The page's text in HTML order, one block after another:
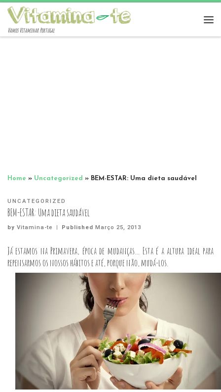
Vamos Vitaminar Portugal
Home » Uncategorized » BEM-ESTAR: Uma dieta saudável
UNCATEGORIZED
BEM-ESTAR: Uma dieta saudável
by Vitamina-te | PublishedMarço 25, 2013
Já estamos na Primavera, época de mudanças… Esta é a altura ideal para
repensarmos os nossos hábitos e até, porque não, mudá-los.